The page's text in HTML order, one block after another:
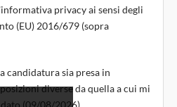
privacy ai sensi degli
(EU) 2016/679 (sopra
candidatura sia presa in
diverse da quella a cui mi